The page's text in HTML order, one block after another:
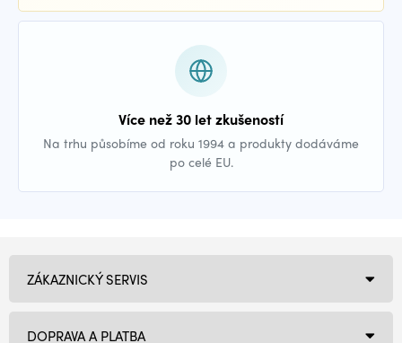
Více než 30 let zkušeností
Na trhu působíme od roku 1994 a produkty dodáváme
po celé EU.
ZÁKAZNICKÝ SERVIS
DOPRAVA A PLATBA